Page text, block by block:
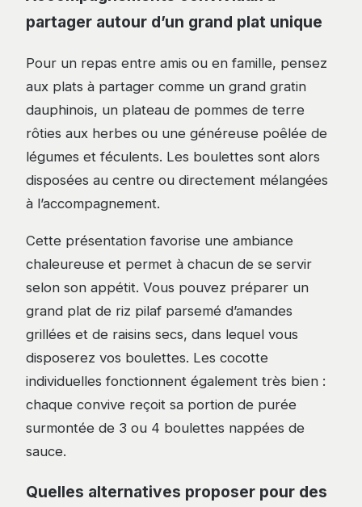
partager autour d’un grand plat unique
Pour un repas entre amis ou en famille, pensez
aux plats à partager comme un grand gratin
dauphinois, un plateau de pommes de terre
rôties aux herbes ou une généreuse poêlée de
légumes et féculents. Les boulettes sont alors
disposées au centre ou directement mélangées
à l’accompagnement.
Cette présentation favorise une ambiance
chaleureuse et permet à chacun de se servir
selon son appétit. Vous pouvez préparer un
grand plat de riz pilaf parsemé d’amandes
grillées et de raisins secs, dans lequel vous
disposerez vos boulettes. Les cocotte
individuelles fonctionnent également très bien :
chaque convive reçoit sa portion de purée
surmontée de 3 ou 4 boulettes nappées de
sauce.
Quelles alternatives proposer pour des